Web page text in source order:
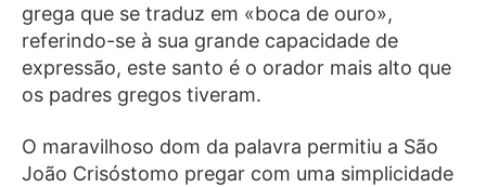
grega que se traduz em «boca de ouro»,
referindo-se à sua grande capacidade de
expressão, este santo é o orador mais alto que
os padres gregos tiveram.
O maravilhoso dom da palavra permitiu a São
João Crisóstomo pregar com uma simplicidade